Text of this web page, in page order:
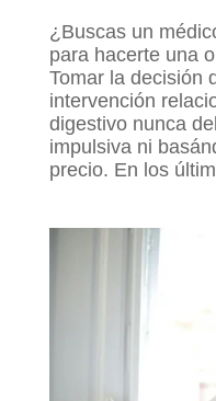
¿Buscas un
para hacerte una
Tomar la decisión
intervención
digestivo nunca
impulsiva ni
precio. En los